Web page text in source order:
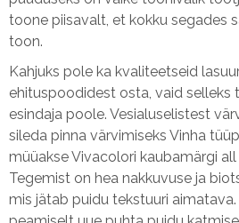
toone piisavalt, et kokku segades
toon.
Kahjuks pole ka kvaliteetseid
ehituspoodidest osta, vaid
esindaja poole. Vesialuselistest
sileda pinna värvimiseks Vinha
müüakse Vivacolori kaubamärgi all
Tegemist on hea nakkuvuse ja
mis jätab puidu tekstuuri